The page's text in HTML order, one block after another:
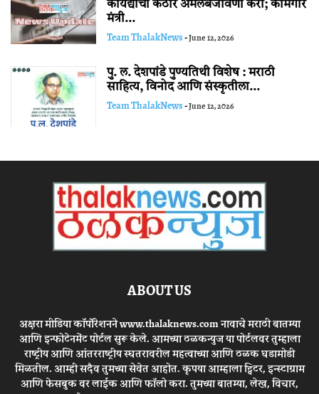
कायद्याची कठोर अंमलबजावणी करा; कामगार
मंत्री...
Team ThalakNews-June 12, 2026
पु. ल. देशपांडे पुण्यतिथी विशेष : मराठी
साहित्य, विनोद आणि संस्कृतीला...
Team ThalakNews-June 12, 2026
ABOUT US
अक्षरा मीडिया कॉर्पोरेशनने www.thalaknews.com नावाचे मराठी बातम्या
आणि इन्फोटेनमेंट पोर्टल सुरू केले. आमच्या ठळकन्युज या पोर्टलवर तुम्हाला
राष्ट्रीय आणि आंतरराष्ट्रीय स्घतरावरील महत्वाच्या आणि ठळक घडामोडी
मिळतील. आम्ही सदैव तुमच्या सेवेत आहोत. कृपया आम्हाला ट्विटर, इन्स्टाग्राम
आणि फेसबुक वर लाईक आणि फॉलो करा. तुमच्या बातम्या, लेख, विचार,